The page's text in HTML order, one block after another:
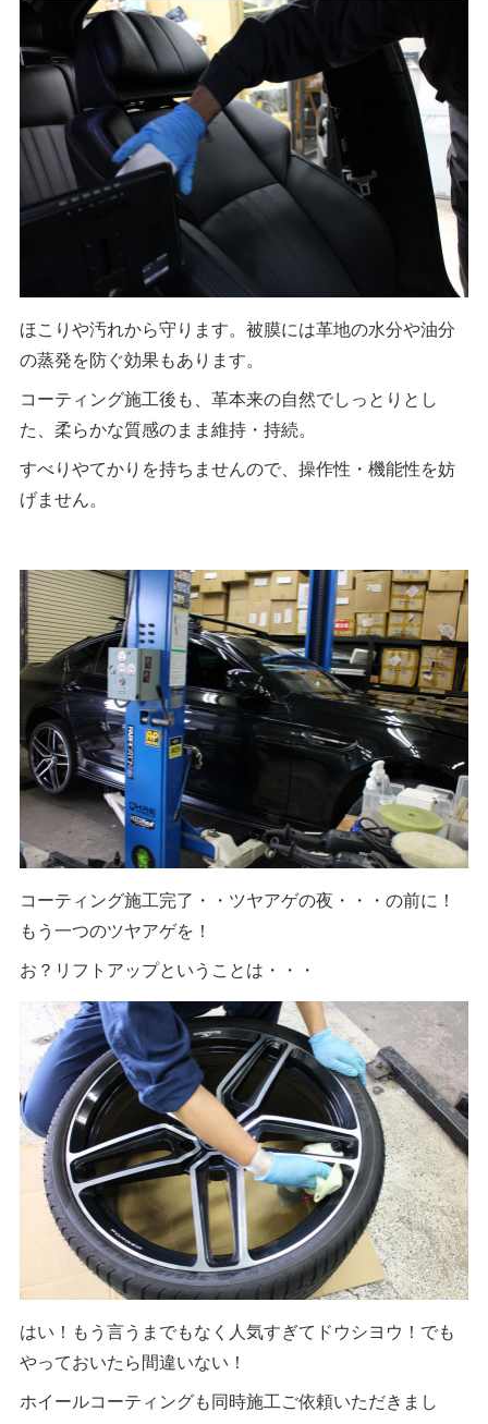
ほこりや汚れから守ります。被膜には革地の水分や油分
の蒸発を防ぐ効果もあります。
コーティング施工後も、革本来の自然でしっとりとし
た、柔らかな質感のまま維持・持続。
すべりやてかりを持ちませんので、操作性・機能性を妨
げません。
コーティング施工完了・・ツヤアゲの夜・・・の前に！
もう一つのツヤアゲを！
お？リフトアップということは・・・
はい！もう言うまでもなく人気すぎてドウシヨウ！でも
やっておいたら間違いない！
ホイールコーティングも同時施工ご依頼いただきまし